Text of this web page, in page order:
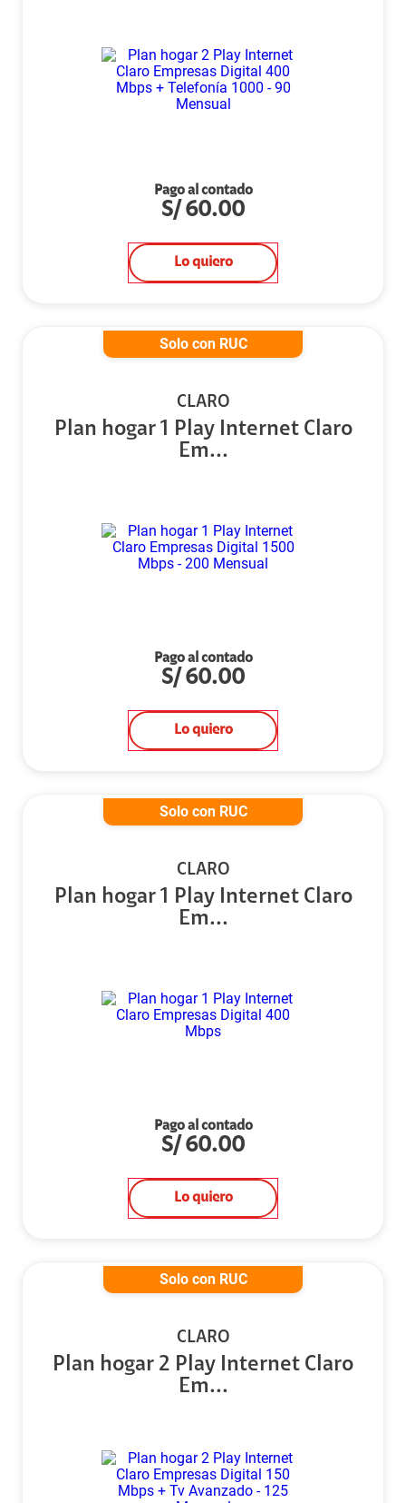
Pago al contado
S/ 60.00
Lo quiero
Solo con RUC
CLARO
Plan hogar 1 Play Internet Claro
Em...
Pago al contado
S/ 60.00
Lo quiero
Solo con RUC
CLARO
Plan hogar 1 Play Internet Claro
Em...
Pago al contado
S/ 60.00
Lo quiero
Solo con RUC
CLARO
Plan hogar 2 Play Internet Claro
Em...